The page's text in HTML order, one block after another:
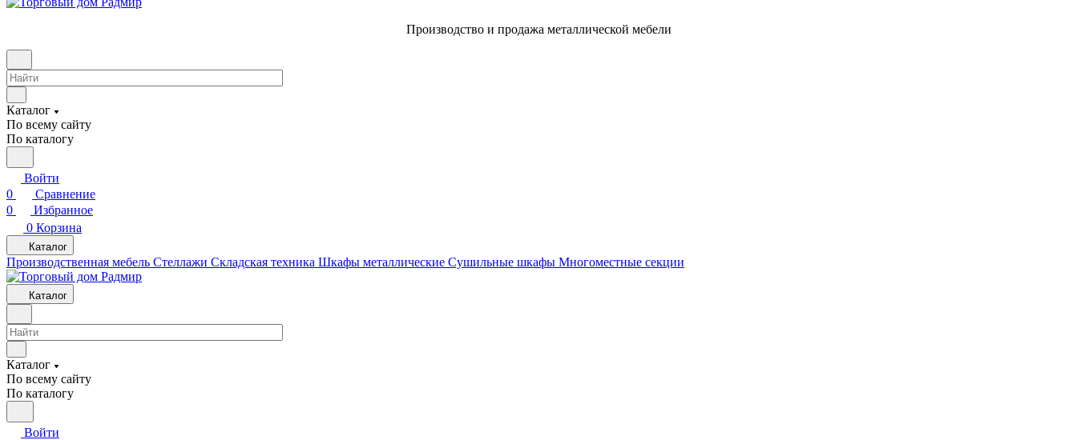
Производство и продажа металлической мебели
Каталог
По всему сайту
По каталогу
Войти
0
Сравнение
0
Избранное
0 Корзина
Каталог
Производственная мебель Cтеллажи Складская техника Шкафы металлические Cушильные шкафы Многоместные секции
Каталог
Каталог
По всему сайту
По каталогу
Войти